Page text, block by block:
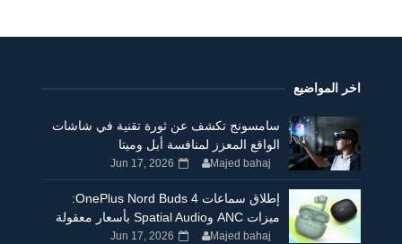
اخر المواضيع
سامسونج تكشف عن ثورة تقنية في شاشات
الواقع المعزز لمنافسة أبل وميتا
Majed bahaj
Jun 17, 2026
إطلاق سماعات OnePlus Nord Buds 4:
ميزات ANC وSpatial Audio بأسعار معقولة
Majed bahaj
Jun 17, 2026